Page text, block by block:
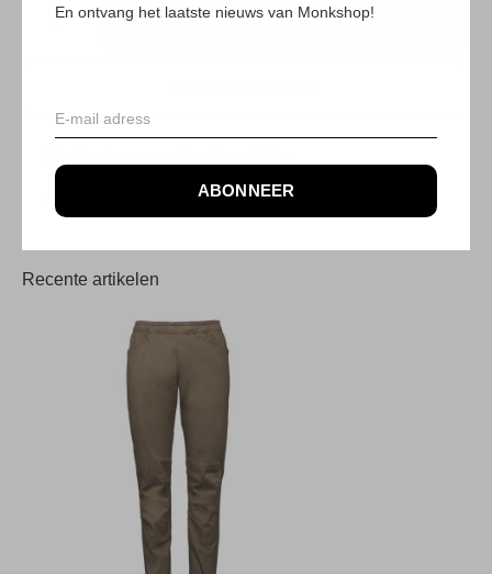
En ontvang het laatste nieuws van Monkshop!
ABONNEER
TOEVOEGEN AAN WINKELWAGEN
Vandaag verzonden?Je hebt nog
Recente artikelen